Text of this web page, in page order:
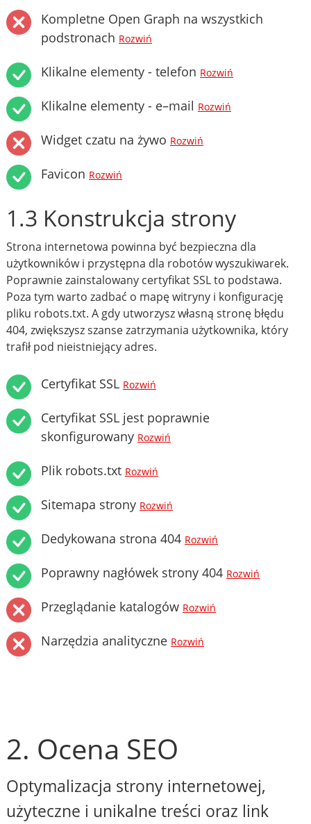
Kompletne Open Graph na wszystkich
podstronach Rozwiń
Klikalne elementy - telefon Rozwiń
Klikalne elementy - e–mail Rozwiń
Widget czatu na żywo Rozwiń
Favicon Rozwiń
1.3 Konstrukcja strony
Strona internetowa powinna być bezpieczna dla
użytkowników i przystępna dla robotów wyszukiwarek.
Poprawnie zainstalowany certyfikat SSL to podstawa.
Poza tym warto zadbać o mapę witryny i konfigurację
pliku robots.txt. A gdy utworzysz własną stronę błędu
404, zwiększysz szanse zatrzymania użytkownika, który
trafił pod nieistniejący adres.
Certyfikat SSL Rozwiń
Certyfikat SSL jest poprawnie
skonfigurowany Rozwiń
Plik robots.txt Rozwiń
Sitemapa strony Rozwiń
Dedykowana strona 404 Rozwiń
Poprawny nagłówek strony 404 Rozwiń
Przeglądanie katalogów Rozwiń
Narzędzia analityczne Rozwiń
2. Ocena SEO
Optymalizacja strony internetowej,
użyteczne i unikalne treści oraz link